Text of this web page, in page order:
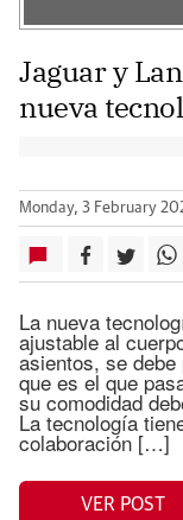
Jaguar y
nueva
Monday, 3 February
La nueva
ajustable al
asientos, se
que es el que
su comodidad
La tecnología
colaboración […]
VER POST